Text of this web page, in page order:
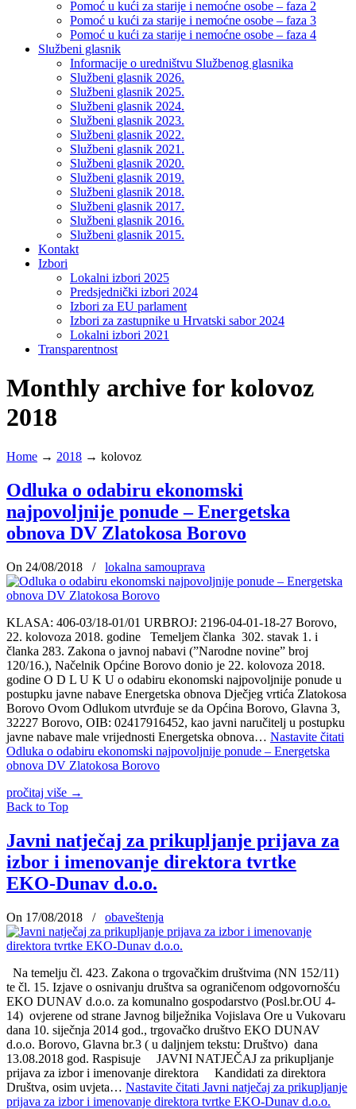
Pomoć u kući za starije i nemoćne osobe – faza 2
Pomoć u kući za starije i nemoćne osobe – faza 3
Pomoć u kući za starije i nemoćne osobe – faza 4
Službeni glasnik
Informacije o uredništvu Službenog glasnika
Službeni glasnik 2026.
Službeni glasnik 2025.
Službeni glasnik 2024.
Službeni glasnik 2023.
Službeni glasnik 2022.
Službeni glasnik 2021.
Službeni glasnik 2020.
Službeni glasnik 2019.
Službeni glasnik 2018.
Službeni glasnik 2017.
Službeni glasnik 2016.
Službeni glasnik 2015.
Kontakt
Izbori
Lokalni izbori 2025
Predsjednički izbori 2024
Izbori za EU parlament
Izbori za zastupnike u Hrvatski sabor 2024
Lokalni izbori 2021
Transparentnost
Monthly archive for kolovoz
2018
Home → 2018 → kolovoz
Odluka o odabiru ekonomski
najpovoljnije ponude – Energetska
obnova DV Zlatokosa Borovo
On 24/08/2018 / lokalna samouprava
KLASA: 406-03/18-01/01 URBROJ: 2196-04-01-18-27 Borovo,
22. kolovoza 2018. godine Temeljem članka 302. stavak 1. i
članka 283. Zakona o javnoj nabavi (”Narodne novine” broj
120/16.), Načelnik Općine Borovo donio je 22. kolovoza 2018.
godine O D L U K U o odabiru ekonomski najpovoljnije ponude u
postupku javne nabave Energetska obnova Dječjeg vrtića Zlatokosa
Borovo Ovom Odlukom utvrđuje se da Općina Borovo, Glavna 3,
32227 Borovo, OIB: 02417916452, kao javni naručitelj u postupku
javne nabave male vrijednosti Energetska obnova… Nastavite čitati
Odluka o odabiru ekonomski najpovoljnije ponude – Energetska
obnova DV Zlatokosa Borovo
pročitaj više →
Back to Top
Javni natječaj za prikupljanje prijava za
izbor i imenovanje direktora tvrtke
EKO-Dunav d.o.o.
On 17/08/2018 / obaveštenja
Na temelju čl. 423. Zakona o trgovačkim društvima (NN 152/11)
te čl. 15. Izjave o osnivanju društva sa ograničenom odgovornošću
EKO DUNAV d.o.o. za komunalno gospodarstvo (Posl.br.OU 4-
14) ovjerene od strane Javnog bilježnika Vojislava Ore u Vukovaru
dana 10. siječnja 2014 god., trgovačko društvo EKO DUNAV
d.o.o. Borovo, Glavna br.3 ( u daljnjem tekstu: Društvo) dana
13.08.2018 god. Raspisuje JAVNI NATJEČAJ za prikupljanje
prijava za izbor i imenovanje direktora Kandidati za direktora
Društva, osim uvjeta… Nastavite čitati Javni natječaj za prikupljanje
prijava za izbor i imenovanje direktora tvrtke EKO-Dunav d.o.o.